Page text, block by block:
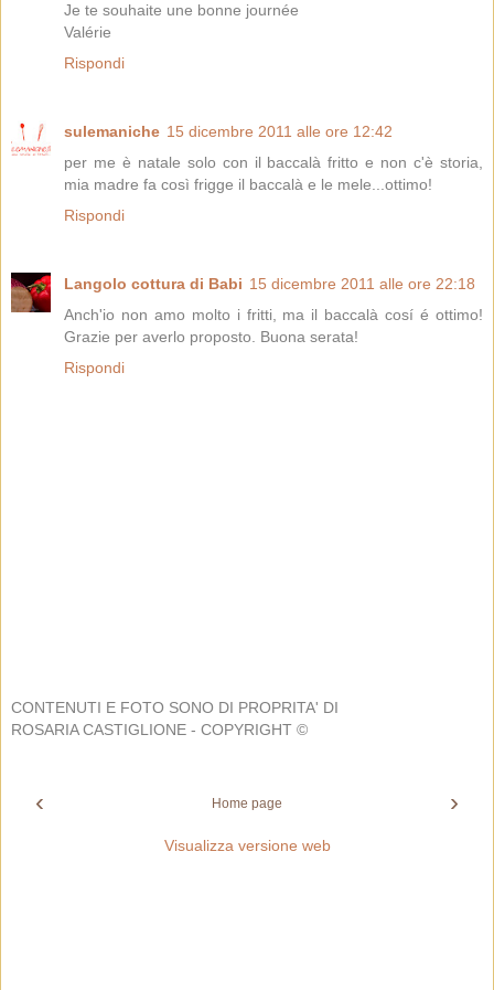
Je te souhaite une bonne journée
Valérie
Rispondi
sulemaniche 15 dicembre 2011 alle ore 12:42
per me è natale solo con il baccalà fritto e non c'è storia,
mia madre fa così frigge il baccalà e le mele...ottimo!
Rispondi
Langolo cottura di Babi 15 dicembre 2011 alle ore 22:18
Anch'io non amo molto i fritti, ma il baccalà cosí é ottimo!
Grazie per averlo proposto. Buona serata!
Rispondi
CONTENUTI E FOTO SONO DI PROPRITA' DI
ROSARIA CASTIGLIONE - COPYRIGHT ©
‹ ›
Home page
Visualizza versione web